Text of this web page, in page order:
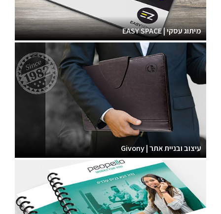
מיתוג עסקי | EASY SPACE
עיצוב ובניית אתר | Givony